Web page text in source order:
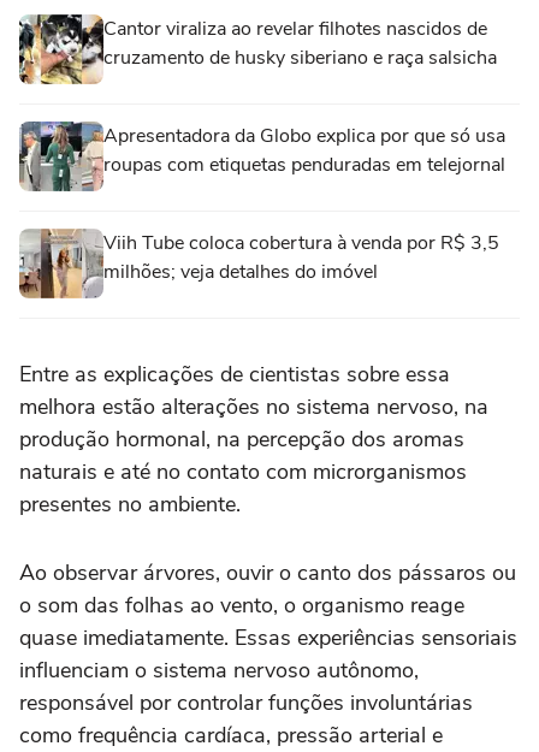
Cantor viraliza ao revelar filhotes nascidos de
cruzamento de husky siberiano e raça salsicha
Apresentadora da Globo explica por que só usa
roupas com etiquetas penduradas em telejornal
Viih Tube coloca cobertura à venda por R$ 3,5
milhões; veja detalhes do imóvel
Entre as explicações de cientistas sobre essa
melhora estão alterações no sistema nervoso, na
produção hormonal, na percepção dos aromas
naturais e até no contato com microrganismos
presentes no ambiente.
Ao observar árvores, ouvir o canto dos pássaros ou
o som das folhas ao vento, o organismo reage
quase imediatamente. Essas experiências sensoriais
influenciam o sistema nervoso autônomo,
responsável por controlar funções involuntárias
como frequência cardíaca, pressão arterial e